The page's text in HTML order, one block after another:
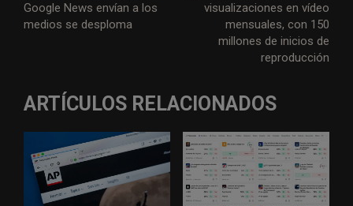
Google News envían a los
medios se desploma
visualizaciones en vídeo
mensuales, con 150
millones de inicios de
reproducción
ARTÍCULOS RELACIONADOS